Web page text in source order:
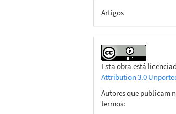
Artigos
Esta obra está
Attribution 3.0
Autores que publicam
termos: